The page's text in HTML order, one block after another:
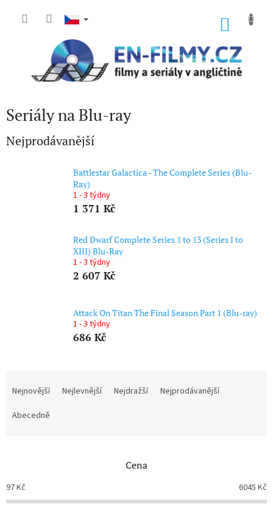
Seriály na Blu-ray
Nejprodávanější
Battlestar Galactica - The Complete Series (Blu-
Ray)
1 - 3 týdny
1 371 Kč
Red Dwarf Complete Series 1 to 13 (Series I to
XIII) Blu-Ray
1 - 3 týdny
2 607 Kč
Attack On Titan The Final Season Part 1 (Blu-ray)
1 - 3 týdny
686 Kč
o
d
Nejnovější Nejlevnější Nejdražší
Nejprodávanější
Abecedně
Cena
97Kč 6045 Kč